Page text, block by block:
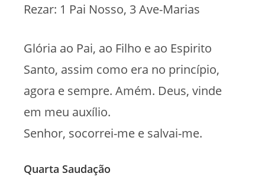
Rezar: 1 Pai Nosso, 3 Ave-Marias
Glória ao Pai, ao Filho e ao Espirito
Santo, assim como era no princípio,
agora e sempre. Amém. Deus, vinde
em meu auxílio.
Senhor, socorrei-me e salvai-me.
Quarta Saudação